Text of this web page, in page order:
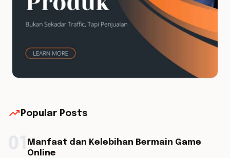
trending_up Popular Posts
Manfaat dan Kelebihan Bermain Game
Online